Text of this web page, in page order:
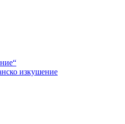
изкушение